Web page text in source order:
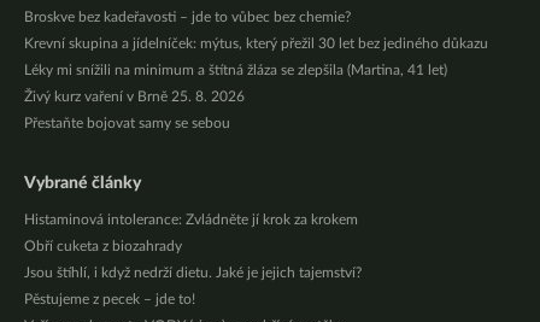
Broskve bez kadeřavosti – jde to vůbec bez chemie?
Krevní skupina a jídelníček: mýtus, který přežil 30 let bez jediného důkazu
Léky mi snížili na minimum a štítná žláza se zlepšila (Martina, 41 let)
Živý kurz vaření v Brně 25. 8. 2026
Přestaňte bojovat samy se sebou
Vybrané články
Histaminová intolerance: Zvládněte jí krok za krokem
Obří cuketa z biozahrady
Jsou štíhlí, i když nedrží dietu. Jaké je jejich tajemství?
Pěstujeme z pecek – jde to!